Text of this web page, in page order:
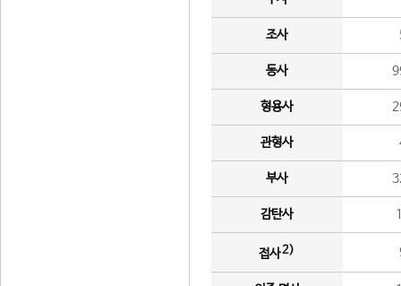
조사
동사
형용사
관형사
부사
감탄사
접사2)